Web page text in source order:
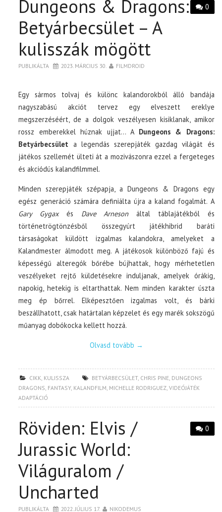
0
Dungeons & Dragons:
Betyárbecsület – A
kulisszák mögött
PUBLIKÁLTA 2023. MÁRCIUS 30. FILMDROID
Egy sármos tolvaj és különc kalandorokból álló bandája
nagyszabású akciót tervez egy elveszett ereklye
megszerzéséért, de a dolgok veszélyesen kisiklanak, amikor
rossz emberekkel húznak ujjat… A Dungeons & Dragons:
Betyárbecsület a legendás szerepjáték gazdag világát és
játékos szellemét ülteti át a mozivászonra ezzel a fergeteges
és akciódús kalandfilmmel.
Minden szerepjáték szépapja, a Dungeons & Dragons egy
egész generáció számára definiálta újra a kaland fogalmát. A
Gary Gygaxés Dave Arnesonáltal táblajátékból és
történetrögtönzésből összegyúrt játékhibrid baráti
társaságokat küldött izgalmas kalandokra, amelyeket a
Kalandmester álmodott meg. A játékosok különböző fajú és
képességű alteregók bőrébe bújhattak, hogy mérhetetlen
veszélyeket rejtő küldetésekre induljanak, amelyek órákig,
napokig, hetekig is eltarthattak. Nem minden karakter úszta
meg ép bőrrel. Elképesztően izgalmas volt, és bárki
beszállhatott, csak határtalan képzelet és egy marék sokszögű
műanyag dobókocka kellett hozzá.
Olvasd tovább →
CIKK, KULISSZA BETYÁRBECSÜLET, CHRIS PINE, DUNGEONS
DRAGONS, FANTASY, KALANDFILM, MICHELLE RODRIGUEZ,VIDEÓJÁTÉK
ADAPTÁCIÓ
0
Röviden: Elvis /
Jurassic World:
Világuralom /
Uncharted
PUBLIKÁLTA 2022. JÚLIUS 17. NIKODEMUS